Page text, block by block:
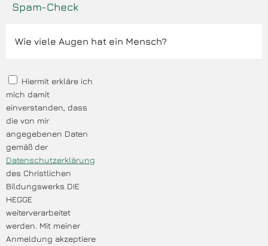
Spam-Check
Hiermit erkläre ich
mich damit
einverstanden, dass
die von mir
angegebenen Daten
gemäß der
Datenschutzerklärung
des Christlichen
Bildungswerks DIE
HEGGE
weiterverarbeitet
werden. Mit meiner
Anmeldung akzeptiere